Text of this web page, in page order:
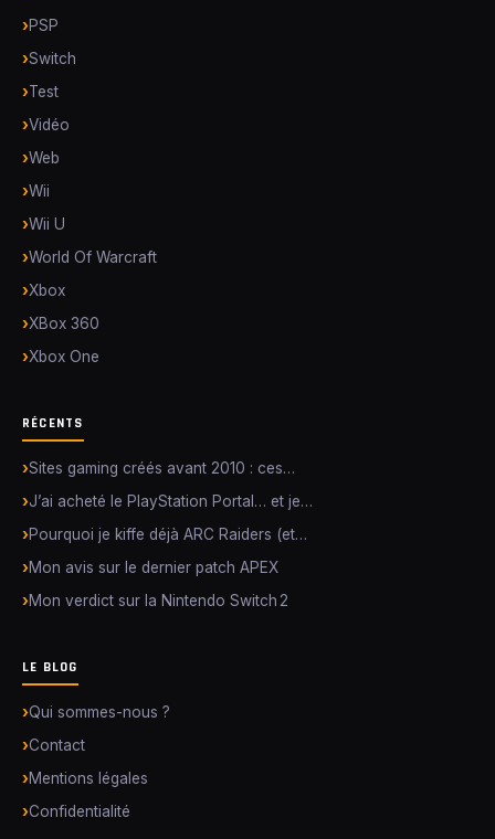
PSP
Switch
Test
Vidéo
Web
Wii
Wii U
World Of Warcraft
Xbox
XBox 360
Xbox One
RÉCENTS
Sites gaming créés avant 2010 : ces…
J’ai acheté le PlayStation Portal… et je…
Pourquoi je kiffe déjà ARC Raiders (et…
Mon avis sur le dernier patch APEX
Mon verdict sur la Nintendo Switch 2
LE BLOG
Qui sommes-nous ?
Contact
Mentions légales
Confidentialité